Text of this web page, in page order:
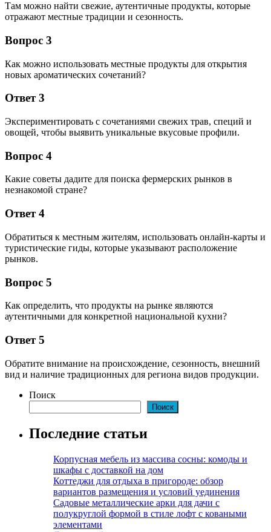
Там можно найти свежие, аутентичные продукты, которые
отражают местные традиции и сезонность.
Вопрос 3
Как можно использовать местные продукты для открытия
новых ароматических сочетаний?
Ответ 3
Экспериментировать с сочетаниями свежих трав, специй и
овощей, чтобы выявить уникальные вкусовые профили.
Вопрос 4
Какие советы дадите для поиска фермерских рынков в
незнакомой стране?
Ответ 4
Обратиться к местным жителям, использовать онлайн-карты и
туристические гиды, которые указывают расположение
рынков.
Вопрос 5
Как определить, что продукты на рынке являются
аутентичными для конкретной национальной кухни?
Ответ 5
Обратите внимание на происхождение, сезонность, внешний
вид и наличие традиционных для региона видов продукции.
Поиск
Поиск
Последние статьи
Корпусная мебель из массива сосны: комоды и
шкафы с доставкой на дом
Коттеджи для отдыха в пригороде: обзор
вариантов размещения и условий уединения
Садовые металлические арки для дачи с
полукруглой формой в стиле лофт с коваными
элементами